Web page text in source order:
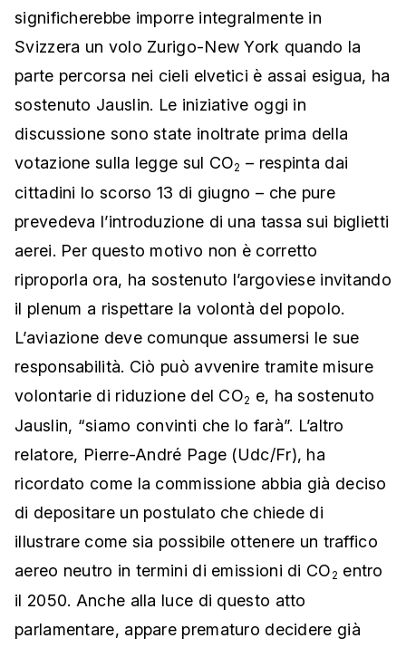
significherebbe imporre integralmente in
Svizzera un volo Zurigo-New York quando la
parte percorsa nei cieli elvetici è assai esigua, ha
sostenuto Jauslin. Le iniziative oggi in
discussione sono state inoltrate prima della
votazione sulla legge sul CO2 – respinta dai
cittadini lo scorso 13 di giugno – che pure
prevedeva l’introduzione di una tassa sui biglietti
aerei. Per questo motivo non è corretto
riproporla ora, ha sostenuto l’argoviese invitando
il plenum a rispettare la volontà del popolo.
L’aviazione deve comunque assumersi le sue
responsabilità. Ciò può avvenire tramite misure
volontarie di riduzione del CO2 e, ha sostenuto
Jauslin, “siamo convinti che lo farà”. L’altro
relatore, Pierre-André Page (Udc/Fr), ha
ricordato come la commissione abbia già deciso
di depositare un postulato che chiede di
illustrare come sia possibile ottenere un traffico
aereo neutro in termini di emissioni di CO 2 entro
il 2050. Anche alla luce di questo atto
parlamentare, appare prematuro decidere già